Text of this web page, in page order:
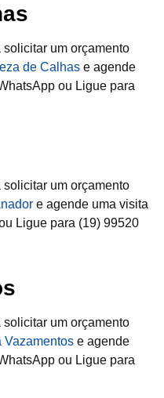
solicitar um orçamento
de Calhas e agende
ou Ligue para
solicitar um orçamento
e agende uma visita
Ligue para (19) 99520
solicitar um orçamento
Vazamentos e agende
ou Ligue para